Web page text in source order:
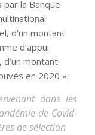
la Banque
d’un montant
d’appui
montant
en 2020 ».
dans les
de Covid-
de sélection